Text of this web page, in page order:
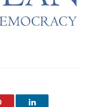
Pinterest LinkedIn